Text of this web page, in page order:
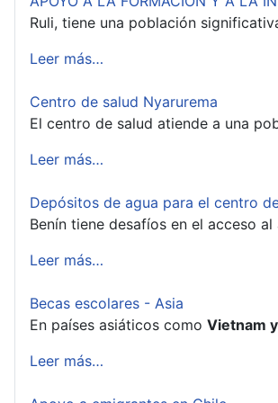
Ruli, tiene una población
Leer más…
Centro de salud Nyarurema
El centro de salud atiende a una
Leer más…
Depósitos de agua para el centro
Benín tiene desafíos en el acceso
Leer más…
Becas escolares - Asia
En países asiáticos como Vietnam
Leer más…